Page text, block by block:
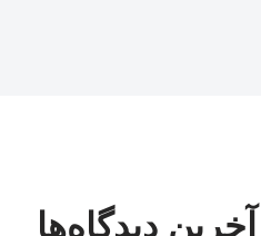
آخرین دیدگاه‌ها